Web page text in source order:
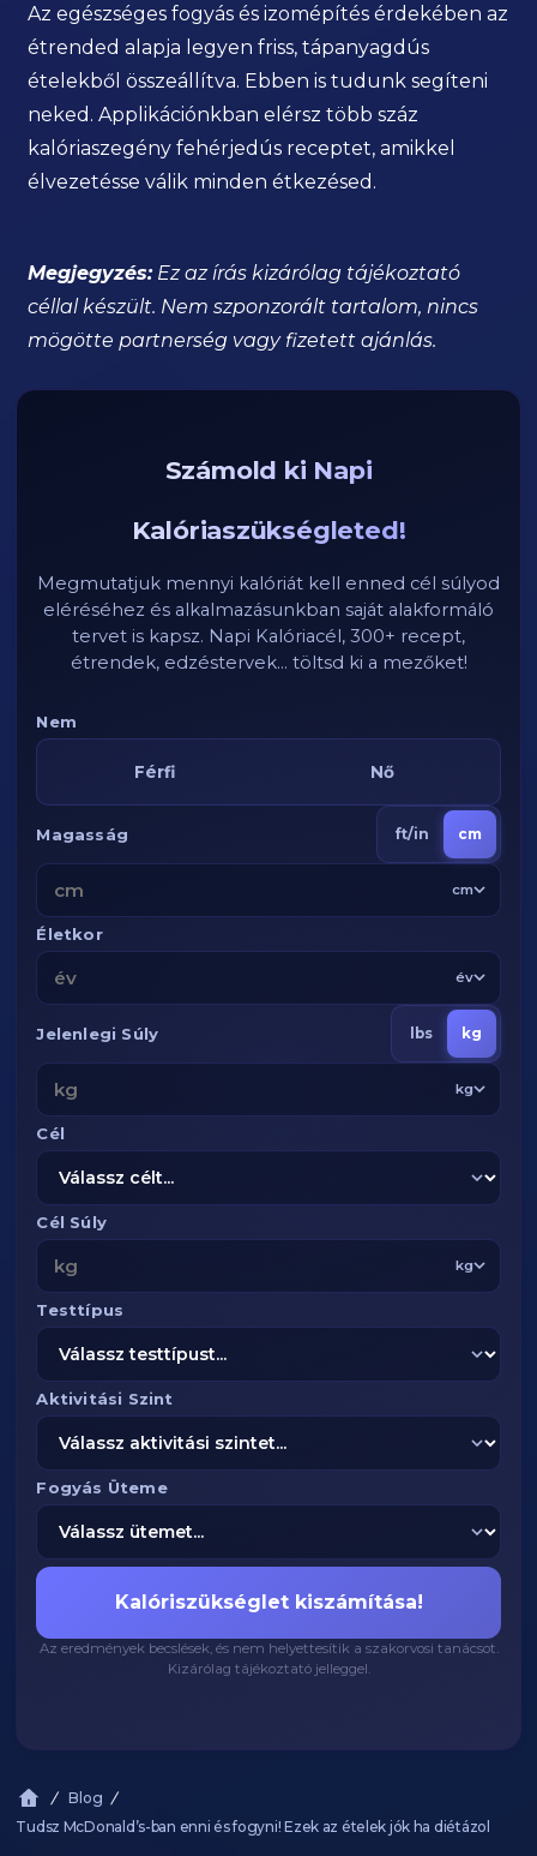
Az egészséges fogyás és izomépítés érdekében az
étrended alapja legyen friss, tápanyagdús
ételekből összeállítva. Ebben is tudunk segíteni
neked. Applikációnkban elérsz több száz
kalóriaszegény fehérjedús receptet, amikkel
élvezetésse válik minden étkezésed.
Megjegyzés:Ez az írás kizárólag tájékoztató
céllal készült. Nem szponzorált tartalom, nincs
mögötte partnerség vagy fizetett ajánlás.
Számold ki Napi
Kalóriaszükségleted!
Megmutatjuk mennyi kalóriát kell enned cél súlyod
eléréséhez és alkalmazásunkban saját alakformáló
tervet is kapsz. Napi Kalóriacél, 300+ recept,
étrendek, edzéstervek... töltsd ki a mezőket!
Nem
Férfi Nő
Magasság ft/in cm
cm
Életkor
év
Jelenlegi Súly lbs kg
kg
Cél
Cél Súly
kg
Testtípus
Aktivitási Szint
Fogyás Üteme
Kalóriszükséglet kiszámítása!
Az eredmények becslések, és nem helyettesítik a szakorvosi tanácsot.
Kizárólag tájékoztató jelleggel.
Blog
Tudsz McDonald’s-ban enni és fogyni! Ezek az ételek jók ha diétázol